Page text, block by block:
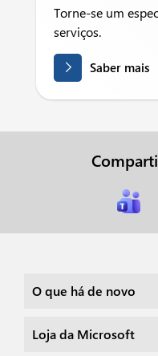
Torne-se um
serviços.
Saber mais
O que há de novo
Loja da Microsoft